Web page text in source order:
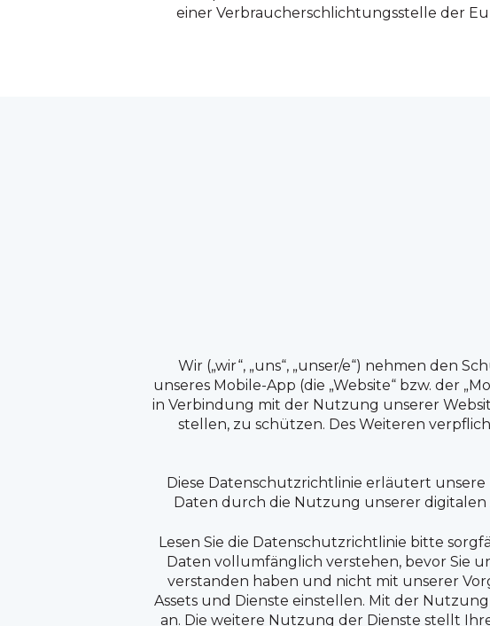
einer Verbraucherschlichtungsstelle der
Wir („wir“, „uns“, „unser/e“) nehmen den
unseres Mobile-App (die „Website“ bzw. der
in Verbindung mit der Nutzung unserer
stellen, zu schützen. Des Weiteren
Diese Datenschutzrichtlinie erläutert
Daten durch die Nutzung unserer digitalen
Lesen Sie die Datenschutzrichtlinie bitte
Daten vollumfänglich verstehen, bevor Sie
verstanden haben und nicht mit unserer
Assets und Dienste einstellen. Mit der
an. Die weitere Nutzung der Dienste stellt